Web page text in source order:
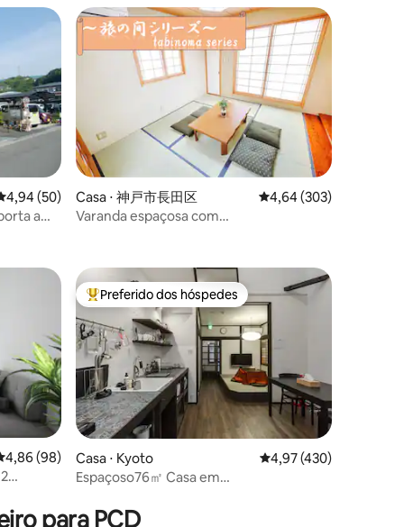
de uma avaliação média de 5, 50 avaliações
4,94 (50)
a
Casa ⋅ 神戸市長田区 4,64 de uma avaliação
4,64 (303)
Varanda espaçosa com
Sannomiya!Casa de água com estrutura
de aço resistente a terremotos!
de uma avaliação média de 5, 98 avaliações
4,86 (98)
Entre os melhores preferidos dos hóspedes
Preferido dos hóspedes
Casa ⋅ Kyoto 4,97 de uma avaliação
4,97 (430)
Espaçoso76㎡ Casa em
de Kinkakuji
para PCD